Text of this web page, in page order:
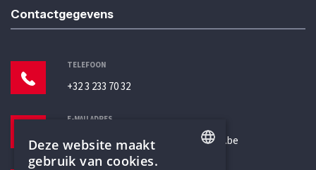
Contactgegevens
TELEFOON
+32 3 233 70 32
E-MAILADRES
secretariaat@humanistischverbond.be
Deze website maakt
gebruik van cookies.